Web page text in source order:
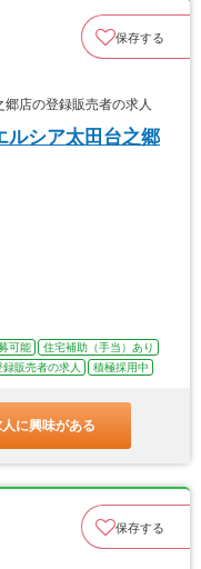
保存する
店の登録販売者の求人
ルシア太田台之郷
可能
住宅補助（手当）あり
録販売者の求人 積極採用中
に興味がある
保存する